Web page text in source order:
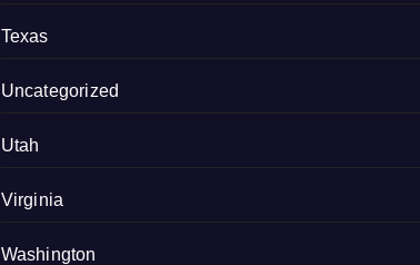
Texas
Uncategorized
Utah
Virginia
Washington